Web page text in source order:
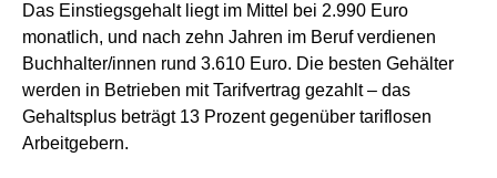
Das Einstiegsgehalt liegt im Mittel bei 2.990 Euro
monatlich, und nach zehn Jahren im Beruf verdienen
Buchhalter/innen rund 3.610 Euro. Die besten Gehälter
werden in Betrieben mit Tarifvertrag gezahlt – das
Gehaltsplus beträgt 13 Prozent gegenüber tariflosen
Arbeitgebern.